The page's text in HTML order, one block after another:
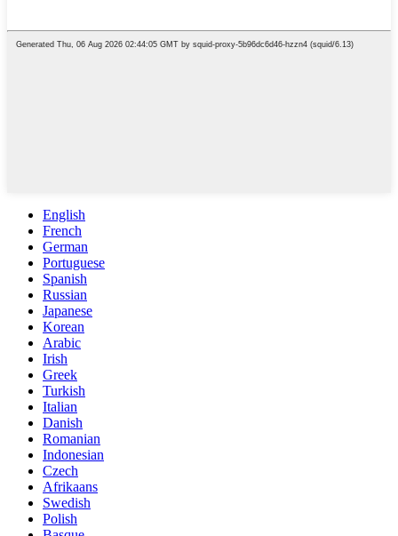
English
French
German
Portuguese
Spanish
Russian
Japanese
Korean
Arabic
Irish
Greek
Turkish
Italian
Danish
Romanian
Indonesian
Czech
Afrikaans
Swedish
Polish